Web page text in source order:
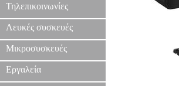
Τηλεπικοινωνίες
Λευκές συσκευές
Μικροσυσκευές
Εργαλεία